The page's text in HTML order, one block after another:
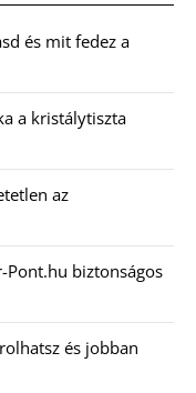
és mit fedez a
a kristálytiszta
az
Pont.hu biztonságos
és jobban